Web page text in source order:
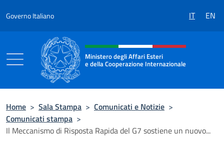
Governo Italiano IT EN
Intestazione sito, social e menù
Ministero degli Affari Esteri
e della Cooperazione Internazionale
Home > Sala Stampa > Comunicati e Notizie >
Comunicati stampa >
Il Meccanismo di Risposta Rapida del G7 sostiene un nuovo...